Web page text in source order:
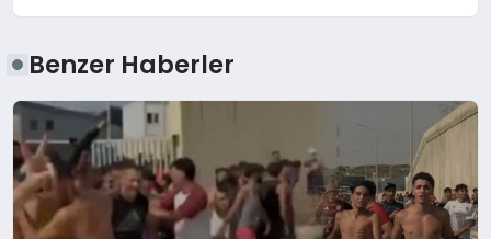
Benzer Haberler